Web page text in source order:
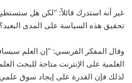
غير أنه استدرك قائلاً: “لكن هل ستستطيع
تحقيق هذه السياسة على المدى
وقال المفكر الفرنسي: “إن العلم
العلمية على الإنترنت متاحة للبحث
لذلك فإن القدرة على إيجاد سوق